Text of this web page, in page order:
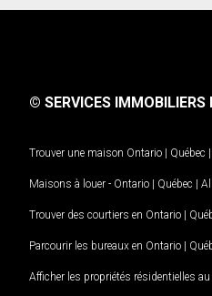
© SERVICES IMMOBILIERS
Trouver une maison Ontario | Québec |
Maisons à louer - Ontario | Québec |
Trouver des courtiers en Ontario |
Parcourir les bureaux en Ontario |
Afficher les propriétés résidentielles au